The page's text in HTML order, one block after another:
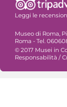
Leggi le
Museo di Roma,
Roma - Tel.
© 2017 Musei in
Responsabilità /